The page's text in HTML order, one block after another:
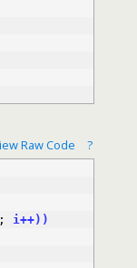
Raw Code ?
;
i++))